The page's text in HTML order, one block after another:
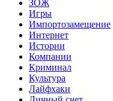
ЗОЖ
Игры
Импортозамещение
Интернет
Истории
Компании
Криминал
Культура
Лайфхаки